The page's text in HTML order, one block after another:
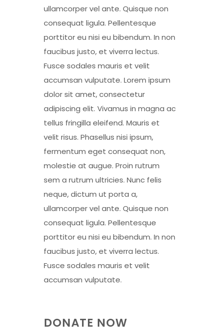
ullamcorper vel ante. Quisque non
consequat ligula. Pellentesque
porttitor eu nisi eu bibendum. In non
faucibus justo, et viverra lectus.
Fusce sodales mauris et velit
accumsan vulputate. Lorem ipsum
dolor sit amet, consectetur
adipiscing elit. Vivamus in magna ac
tellus fringilla eleifend. Mauris et
velit risus. Phasellus nisi ipsum,
fermentum eget consequat non,
molestie at augue. Proin rutrum
sem a rutrum ultricies. Nunc felis
neque, dictum ut porta a,
ullamcorper vel ante. Quisque non
consequat ligula. Pellentesque
porttitor eu nisi eu bibendum. In non
faucibus justo, et viverra lectus.
Fusce sodales mauris et velit
accumsan vulputate.
DONATE NOW